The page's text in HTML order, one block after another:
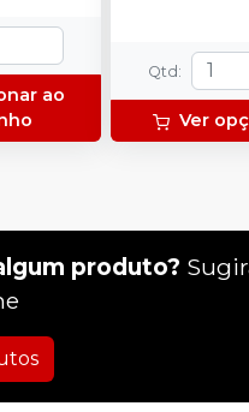
ao
Qtd :
Ver
produto?